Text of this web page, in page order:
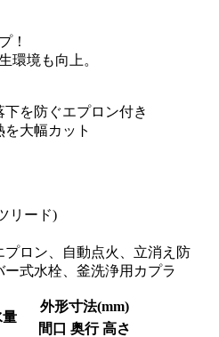
！
環境も向上。
を防ぐエプロン付き
大幅カット
リード)
プロン、自動点火、立消え防
ー式水栓、釜洗浄用カプラ
量
外形寸法(mm)
間口 奥行 高さ